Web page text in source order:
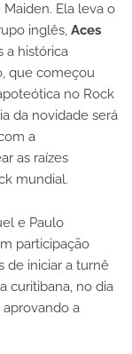
Ela leva o
inglês, Aces
a histórica
que começou
no Rock
da novidade será
a
as raízes
mundial.
e Paulo
participação
de iniciar a turnê
curitibana, no dia
a